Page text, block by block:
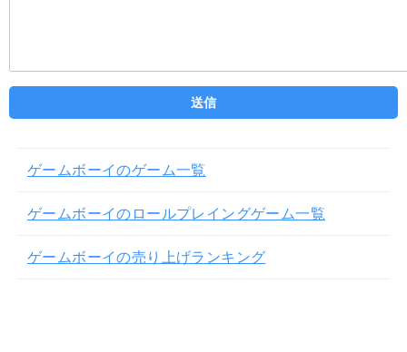
ゲームボーイのゲーム一覧
ゲームボーイのロールプレイングゲーム一覧
ゲームボーイの売り上げランキング